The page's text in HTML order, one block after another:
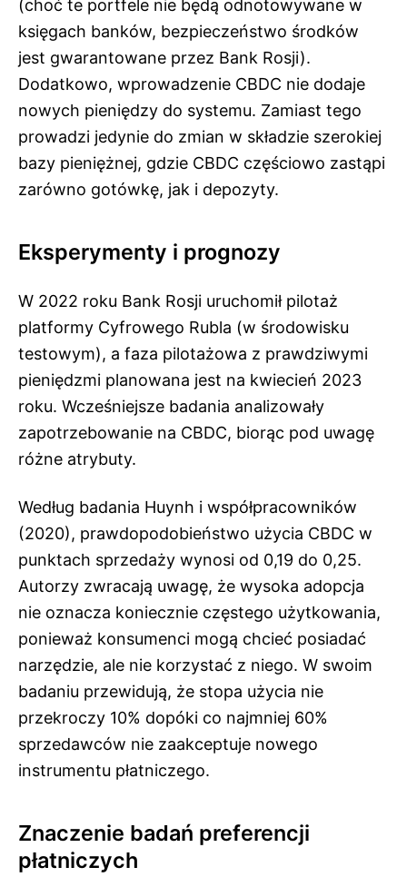
(choć te portfele nie będą odnotowywane w
księgach banków, bezpieczeństwo środków
jest gwarantowane przez Bank Rosji).
Dodatkowo, wprowadzenie CBDC nie dodaje
nowych pieniędzy do systemu. Zamiast tego
prowadzi jedynie do zmian w składzie szerokiej
bazy pieniężnej, gdzie CBDC częściowo zastąpi
zarówno gotówkę, jak i depozyty.
Eksperymenty i prognozy
W 2022 roku Bank Rosji uruchomił pilotaż
platformy Cyfrowego Rubla (w środowisku
testowym), a faza pilotażowa z prawdziwymi
pieniędzmi planowana jest na kwiecień 2023
roku. Wcześniejsze badania analizowały
zapotrzebowanie na CBDC, biorąc pod uwagę
różne atrybuty.
Według badania Huynh i współpracowników
(2020), prawdopodobieństwo użycia CBDC w
punktach sprzedaży wynosi od 0,19 do 0,25.
Autorzy zwracają uwagę, że wysoka adopcja
nie oznacza koniecznie częstego użytkowania,
ponieważ konsumenci mogą chcieć posiadać
narzędzie, ale nie korzystać z niego. W swoim
badaniu przewidują, że stopa użycia nie
przekroczy 10% dopóki co najmniej 60%
sprzedawców nie zaakceptuje nowego
instrumentu płatniczego.
Znaczenie badań preferencji
płatniczych